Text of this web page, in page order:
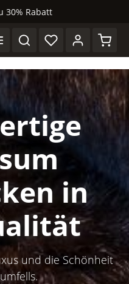
30% Rabatt
in
und die Schönheit